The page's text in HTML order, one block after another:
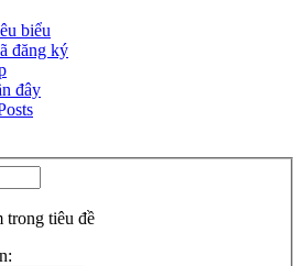
biểu
đăng ký
đây
trong tiêu đề